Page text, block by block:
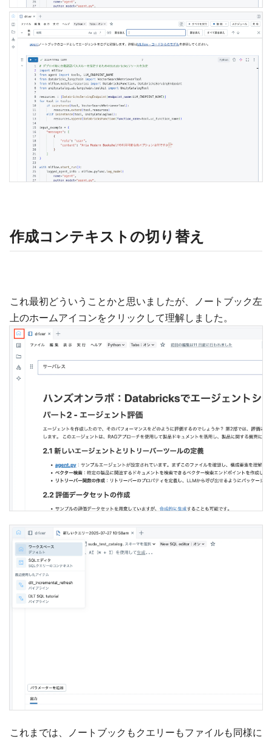
作成コンテキストの切り替え
これ最初どういうことかと思いましたが、ノートブック左
上のホームアイコンをクリックして理解しました。
これまでは、ノートブックもクエリーもファイルも同様に